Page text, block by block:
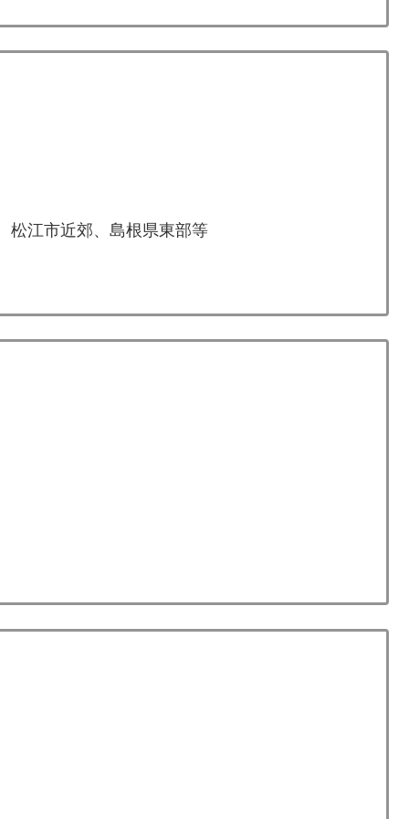
松江市近郊、島根県東部等